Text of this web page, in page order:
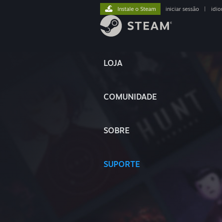
LOJA
COMUNIDADE
SOBRE
SUPORTE
Instale o Steam iniciar sessão